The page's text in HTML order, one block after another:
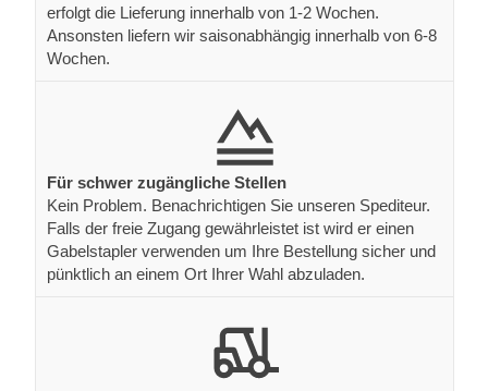
erfolgt die Lieferung innerhalb von 1-2 Wochen.
Ansonsten liefern wir saisonabhängig innerhalb von 6-8
Wochen.
Für schwer zugängliche Stellen
Kein Problem. Benachrichtigen Sie unseren Spediteur.
Falls der freie Zugang gewährleistet ist wird er einen
Gabelstapler verwenden um Ihre Bestellung sicher und
pünktlich an einem Ort Ihrer Wahl abzuladen.